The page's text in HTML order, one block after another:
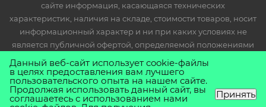
сайте информация, касающаяся технических
характеристик, наличия на складе, стоимости товаров, носит
информационный характер и ни при каких условиях не
является публичной офертой, определяемой положениями
Статьи 437(2) Гражданского кодекса РФ.
Данный веб-сайт использует cookie-файлы
в целях предоставления вам лучшего
пользовательского опыта на нашем сайте.
Продолжая использовать данный сайт, вы
соглашаетесь с использованием нами Принять